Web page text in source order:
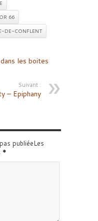
66
DE-CONFLENT
les boites
Suivant :
– Epiphany
publiéeLes
*